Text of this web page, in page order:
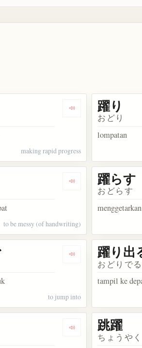
Dengarkan kosakata 躍
making rapid progress
躍り
おどり
lompatan
Dengarkan kosakata 躍
to be messy (of handwriting)
躍らす
おどらす
menggetarkan
かる Dengarkan kosakata
to jump into
躍り出
おどりでる
tampil ke
Dengarkan kosakata 飛
跳躍
ちょうやく